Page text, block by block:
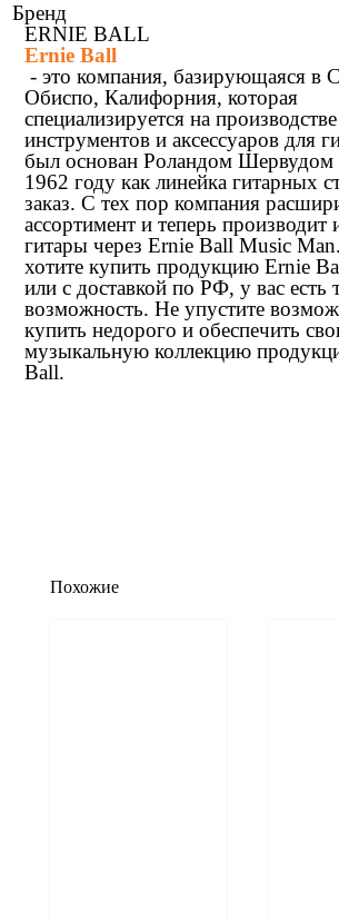
Бренд
ERNIE BALL
Ernie Ball
- это компания, базирующаяся в
Обиспо, Калифорния, которая
специализируется на производстве
инструментов и аксессуаров для
был основан Роландом Шервудом
1962 году как линейка гитарных
заказ. С тех пор компания
ассортимент и теперь производит
гитары через Ernie Ball Music
хотите купить продукцию Ernie
или с доставкой по РФ, у вас есть
возможность. Не упустите
купить недорого и обеспечить
музыкальную коллекцию
Ball.
Похожие